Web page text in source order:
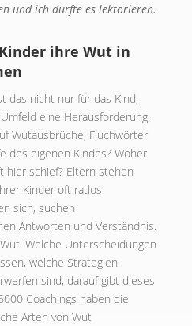
und ich durfte es lektorieren.
ihre Wut in
das nicht nur für das Kind,
eine Herausforderung.
Wutausbrüche, Fluchwörter
des eigenen Kindes? Woher
hier schief? Eltern stehen
Kinder oft ratlos
sich, suchen
Antworten und Verständnis.
Welche Unterscheidungen
welche Strategien
sind, darauf gibt dieses
Coachings haben die
Arten von Wut